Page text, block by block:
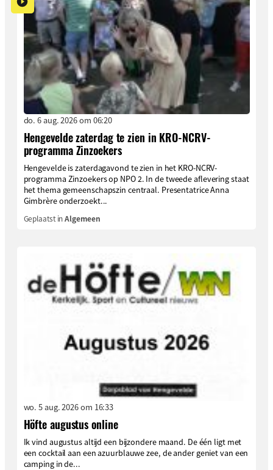
do. 6 aug. 2026 om 06:20
Hengevelde zaterdag te zien in KRO-NCRV-
programma Zinzoekers
Hengevelde is zaterdagavond te zien in het KRO-NCRV-
programma Zinzoekers op NPO 2. In de tweede aflevering staat
het thema gemeenschapszin centraal. Presentatrice Anna
Gimbrère onderzoekt...
Geplaatst inAlgemeen
wo. 5 aug. 2026 om 16:33
Höfte augustus online
Ik vind augustus altijd een bijzondere maand. De één ligt met
een cocktail aan een azuurblauwe zee, de ander geniet van een
camping in de...